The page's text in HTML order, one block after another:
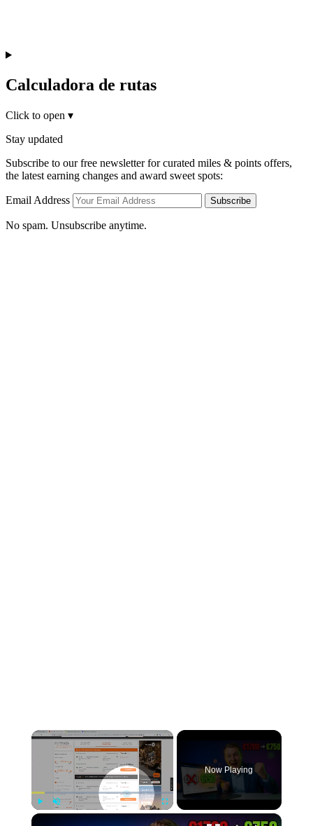
Calculadora de rutas
Click to open ▾
Stay updated
Subscribe to our free newsletter for curated miles & points offers,
the latest earning changes and award sweet spots:
Email Address Subscribe
No spam. Unsubscribe anytime.
×
Unmute Fullscreen
Now Playing
×